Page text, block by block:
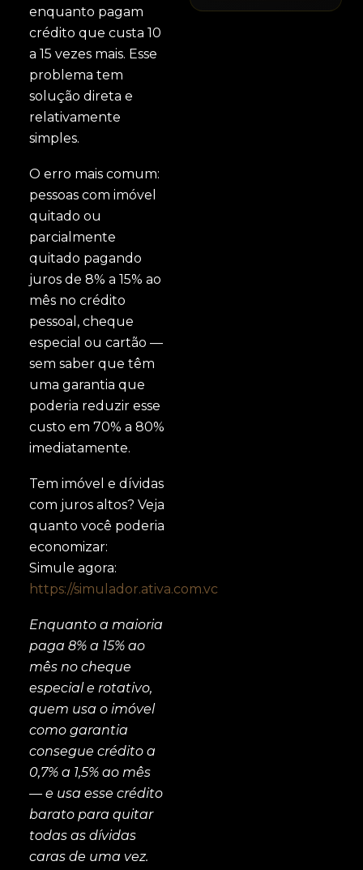
enquanto pagam
crédito que custa 10
a 15 vezes mais. Esse
problema tem
solução direta e
relativamente
simples.
O erro mais comum:
pessoas com imóvel
quitado ou
parcialmente
quitado pagando
juros de 8% a 15% ao
mês no crédito
pessoal, cheque
especial ou cartão —
sem saber que têm
uma garantia que
poderia reduzir esse
custo em 70% a 80%
imediatamente.
Tem imóvel e dívidas
com juros altos? Veja
quanto você poderia
economizar:
Simule agora:
https://simulador.ativa.com.vc
Enquanto a maioria
paga 8% a 15% ao
mês no cheque
especial e rotativo,
quem usa o imóvel
como garantia
consegue crédito a
0,7% a 1,5% ao mês
— e usa esse crédito
barato para quitar
todas as dívidas
caras de uma vez.